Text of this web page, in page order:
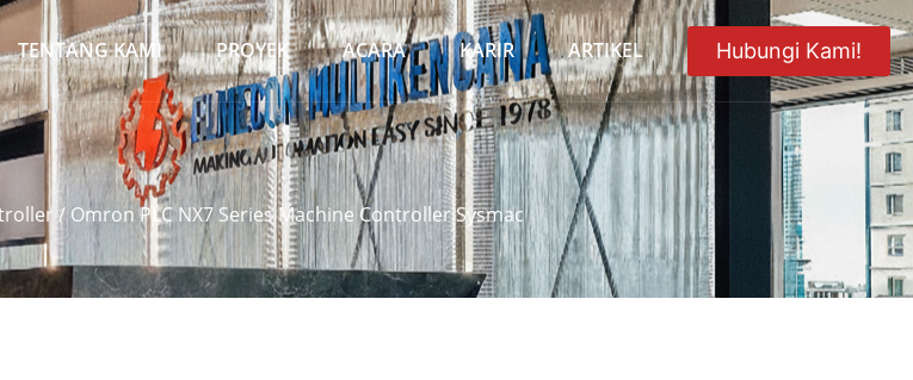
TENTANG KAMI PROYEK ACARA KARIR ARTIKEL Hubungi Kami!
/ Omron PLC NX7 Series Machine Controller Sysmac